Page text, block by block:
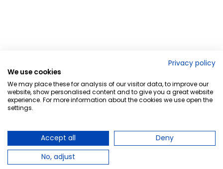
Privacy policy
We use cookies
We may place these for analysis of our visitor data, to improve our
website, show personalised content and to give you a great website
experience. For more information about the cookies we use open the
settings.
Accept all
Deny
No, adjust